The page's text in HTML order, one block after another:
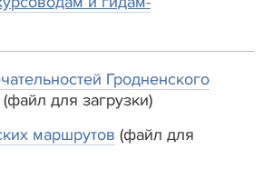
Гродненского
(файл для загрузки)
маршрутов (файл для